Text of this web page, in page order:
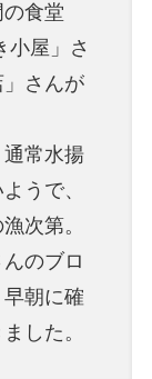
食堂
小屋」さ
さんが
常水揚
うで、
次第。
のブロ
朝に確
した。